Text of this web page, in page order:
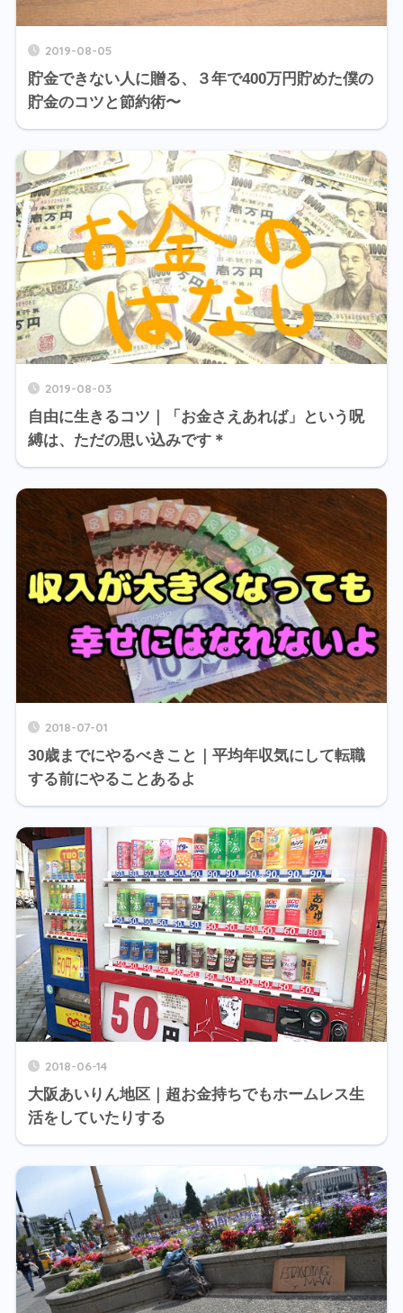
2019-08-05
貯金できない人に贈る、３年で400万円貯めた僕の
貯金のコツと節約術〜
2019-08-03
自由に生きるコツ｜「お金さえあれば」という呪
縛は、ただの思い込みです＊
2018-07-01
30歳までにやるべきこと｜平均年収気にして転職
する前にやることあるよ
2018-06-14
大阪あいりん地区｜超お金持ちでもホームレス生
活をしていたりする